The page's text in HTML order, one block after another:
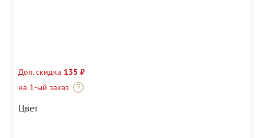
Доп. скидка 135 ₽
на 1-ый заказ
Цвет